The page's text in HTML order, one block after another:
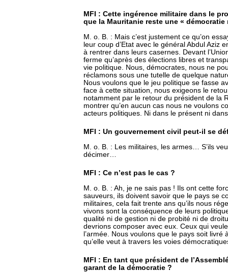
MFI : Cette ingérence militaire dans le
que la Mauritanie reste une « démocratie
M. o. B. : Mais c’est justement ce qu’on
leur coup d’Etat avec le général Abdul Aziz
à rentrer dans leurs casernes. Devant
ferme qu’après des élections libres et
vie politique. Nous, démocrates, nous ne
réclamons sous une tutelle de quelque
Nous voulons que le jeu politique se fasse
face à cette situation, nous exigeons le
notamment par le retour du président de la
montrer qu’en aucun cas nous ne voulons
acteurs politiques. Ni dans le présent ni
MFI : Un gouvernement civil peut-il se
M. o. B. : Les militaires, les armes… S’ils
décimer…
MFI : Ce n’est pas le cas ?
M. o. B. : Ah, je ne sais pas ! Ils ont cette
sauveurs, ils doivent savoir que le pays se
militaires, cela fait trente ans qu’ils nous
vivons sont la conséquence de leurs
qualité ni de gestion ni de probité ni de
devrions composer avec eux. Ceux qui
l’armée. Nous voulons que le pays soit livré
qu’elle veut à travers les voies
MFI : En tant que président de
garant de la démocratie ?